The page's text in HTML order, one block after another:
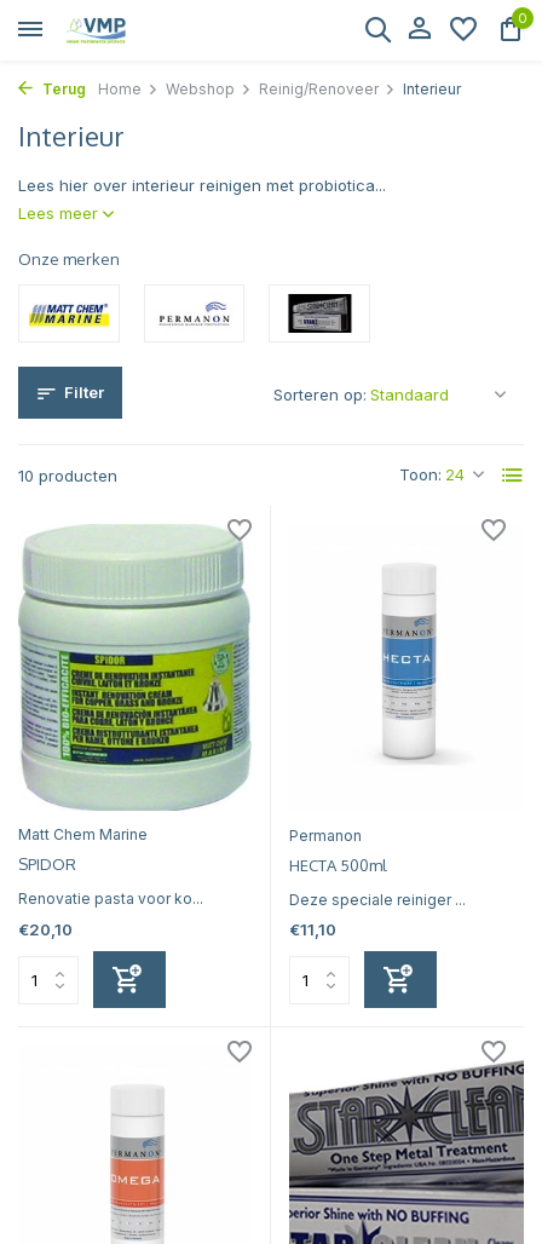
0
Terug Home Webshop Reinig/Renoveer Interieur
Interieur
Lees hier over interieur reinigen met probiotica...
Lees meer
Onze merken
Filter
10 producten Toon:
Sorteren op:
Matt Chem Marine
SPIDOR
Renovatie pasta voor ko...
€20,10
Permanon
HECTA 500ml
Deze speciale reiniger ...
€11,10